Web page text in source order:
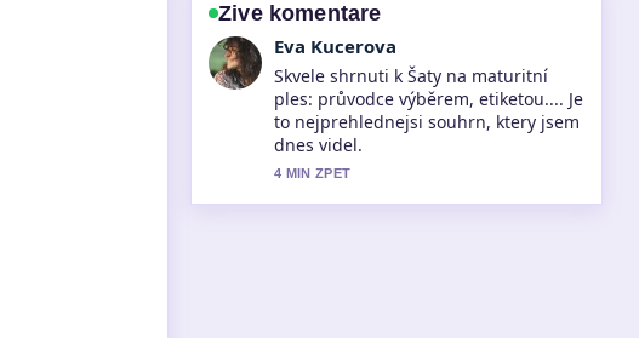
Zive komentare
David Vesely
Sleduji Santander přihlášení: návod
krok za krokem pozorne a ocehuji
vyvazeny ton.
6 MIN ZPET